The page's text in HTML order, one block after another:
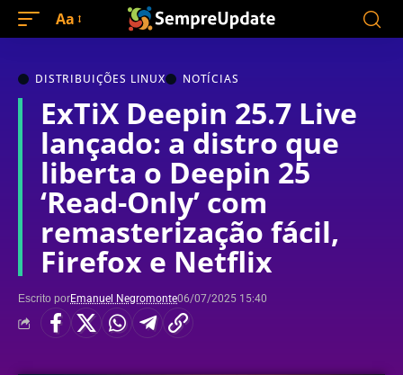
Aa
DISTRIBUIÇÕES LINUX NOTÍCIAS
ExTiX Deepin 25.7 Live
lançado: a distro que
liberta o Deepin 25
‘Read-Only’ com
remasterização fácil,
Firefox e Netflix
Escrito porEmanuel Negromonte06/07/2025 15:40